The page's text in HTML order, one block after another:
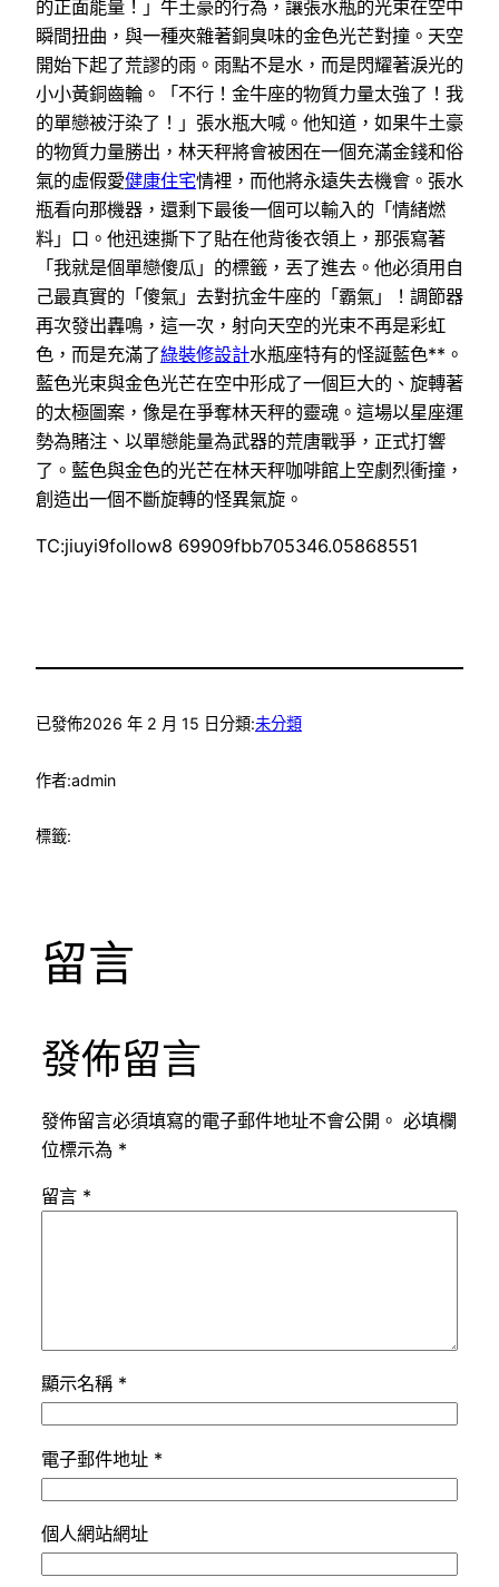
的正面能量！」牛土豪的行為，讓張水瓶的光束在空中
瞬間扭曲，與一種夾雜著銅臭味的金色光芒對撞。天空
開始下起了荒謬的雨。雨點不是水，而是閃耀著淚光的
小小黃銅齒輪。「不行！金牛座的物質力量太強了！我
的單戀被汙染了！」張水瓶大喊。他知道，如果牛土豪
的物質力量勝出，林天秤將會被困在一個充滿金錢和俗
氣的虛假愛健康住宅情裡，而他將永遠失去機會。張水
瓶看向那機器，還剩下最後一個可以輸入的「情緒燃
料」口。他迅速撕下了貼在他背後衣領上，那張寫著
「我就是個單戀傻瓜」的標籤，丟了進去。他必須用自
己最真實的「傻氣」去對抗金牛座的「霸氣」！調節器
再次發出轟鳴，這一次，射向天空的光束不再是彩虹
色，而是充滿了綠裝修設計水瓶座特有的怪誕藍色**。
藍色光束與金色光芒在空中形成了一個巨大的、旋轉著
的太極圖案，像是在爭奪林天秤的靈魂。這場以星座運
勢為賭注、以單戀能量為武器的荒唐戰爭，正式打響
了。藍色與金色的光芒在林天秤咖啡館上空劇烈衝撞，
創造出一個不斷旋轉的怪異氣旋。
TC:jiuyi9follow8 69909fbb705346.05868551
已發佈2026 年 2 月 15 日分類:未分類
作者:admin
標籤:
留言
發佈留言
發佈留言必須填寫的電子郵件地址不會公開。 必填欄
位標示為 *
留言 *
顯示名稱 *
電子郵件地址 *
個人網站網址